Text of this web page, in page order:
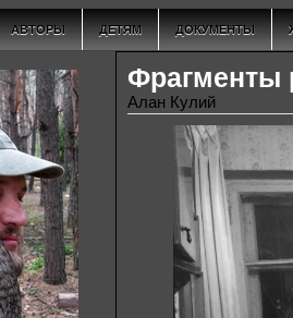
АВТОРЫ ДЕТЯМ ДОКУМЕНТЫ
Фрагменты
Алан Кулий